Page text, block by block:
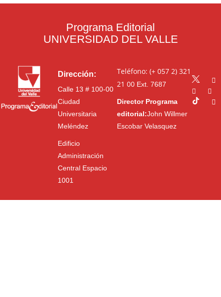
Programa Editorial
UNIVERSIDAD DEL VALLE
Dirección:
Calle 13 # 100-00
Ciudad
Universitaria
Meléndez
Edificio
Administración
Central Espacio
1001
Teléfono: (+ 057 2) 321
21 00Ext. 7687
Director Programa
editorial:John Willmer
Escobar Velasquez